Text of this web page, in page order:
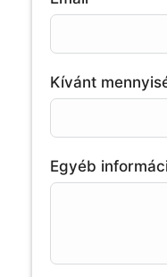
Kívánt
Egyéb